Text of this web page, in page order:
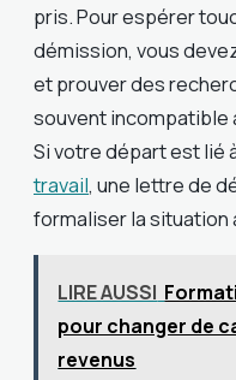
pris. Pour espérer
démission, vous
et prouver des
souvent incompatible
Si votre départ est lié
travail, une lettre de
formaliser la situation
LIRE AUSSI
pour changer de
revenus